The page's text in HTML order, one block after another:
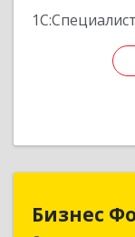
1С:Специалист
Бизнес